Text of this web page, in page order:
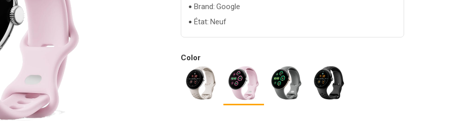
Brand: Google
État: Neuf
Color